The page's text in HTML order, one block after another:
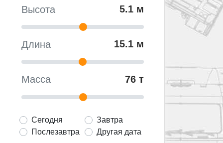
Высота 5.1 м
Длина 15.1 м
Масса 76 т
Сегодня
Завтра
Послезавтра
Другая дата